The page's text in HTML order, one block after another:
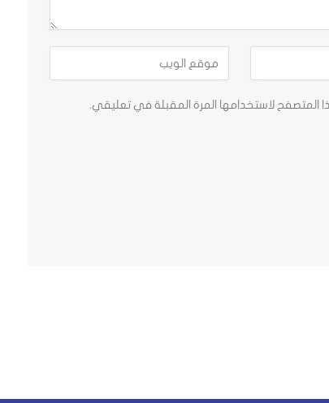
المتصفح لاستخدامها المرة المقبلة في تعليقي.